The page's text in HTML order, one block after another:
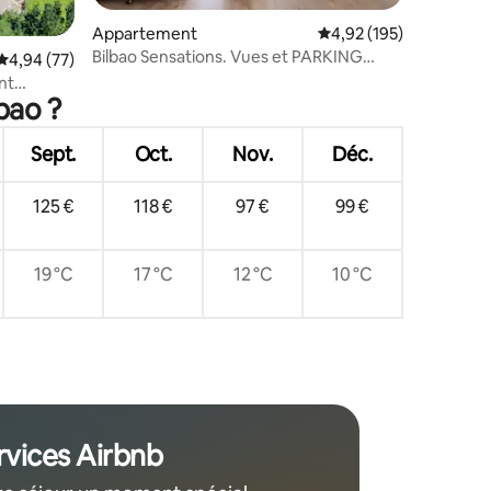
: 4,92 sur 5
moyenne sur la base de 77 commentaires : 4,94 sur 5
4,94 (77)
Appartement Évaluation moyenne
4,92 (195)
Bilbao Sensations. Vues et PARKING
?
Sept. Oct. Nov. Déc.
125 € 118 € 97 € 99 €
19 °C 17 °C 12 °C 10 °C
Airbnb